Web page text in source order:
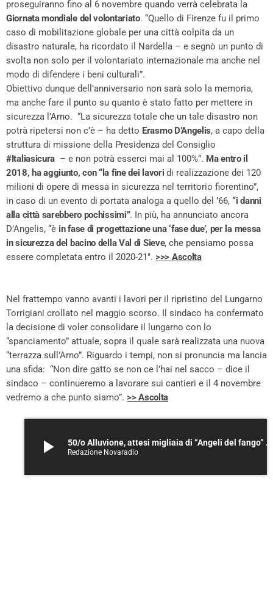
proseguiranno fino al 6 novembre quando verrà celebrata la
Giornata mondiale del volontariato. “Quello di Firenze fu il primo
caso di mobilitazione globale per una città colpita da un
disastro naturale, ha ricordato il Nardella – e segnò un punto di
svolta non solo per il volontariato internazionale ma anche nel
modo di difendere i beni culturali”.
Obiettivo dunque dell’anniversario non sarà solo la memoria,
ma anche fare il punto su quanto è stato fatto per mettere in
sicurezza l’Arno. “La sicurezza totale che un tale disastro non
potrà ripetersi non c’è – ha detto Erasmo D’Angelis, a capo della
struttura di missione della Presidenza del Consiglio
#Italiasicura – e non potrà esserci mai al 100%”. Ma entro il
2018, ha aggiunto, con “la fine dei lavori di realizzazione dei 120
milioni di opere di messa in sicurezza nel territorio fiorentino”,
in caso di un evento di portata analoga a quello del ’66, “i danni
alla città sarebbero pochissimi”. In più, ha annunciato ancora
D’Angelis, “è in fase di progettazione una ‘fase due’, per la messa
in sicurezza del bacino della Val di Sieve, che pensiamo possa
essere completata entro il 2020-21″. >>> Ascolta
Nel frattempo vanno avanti i lavori per il ripristino del Lungarno
Torrigiani crollato nel maggio scorso. Il sindaco ha confermato
la decisione di voler consolidare il lungarno con lo
“spanciamento” attuale, sopra il quale sarà realizzata una nuova
“terrazza sull’Arno”. Riguardo i tempi, non si pronuncia ma lancia
una sfida: “Non dire gatto se non ce l’hai nel sacco – dice il
sindaco – continueremo a lavorare sui cantieri e il 4 novembre
vedremo a che punto siamo”. >> Ascolta
play_arrow 50/o Alluvione, attesi migliaia di “Angeli del fango” – ASCOLTA
Redazione Novaradio